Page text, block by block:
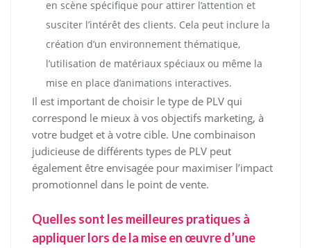
en scène spécifique pour attirer l’attention et
susciter l’intérêt des clients. Cela peut inclure la
création d’un environnement thématique,
l’utilisation de matériaux spéciaux ou même la
mise en place d’animations interactives.
Il est important de choisir le type de PLV qui
correspond le mieux à vos objectifs marketing, à
votre budget et à votre cible. Une combinaison
judicieuse de différents types de PLV peut
également être envisagée pour maximiser l’impact
promotionnel dans le point de vente.
Quelles sont les meilleures pratiques à
appliquer lors de la mise en œuvre d’une